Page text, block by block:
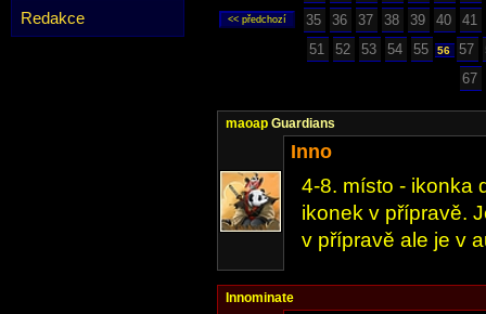
Redakce
35
36 37 38 39 40
41
51
52 53 54 55 56 57
67
maoap Guardians
Inno
4-8. místo - ikonka
ikonek v přípravě.
v přípravě ale je v
Innominate